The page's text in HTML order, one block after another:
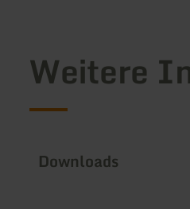
Weitere
Downloads